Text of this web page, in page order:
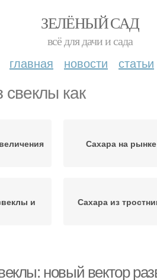
ЗЕЛЁНЫЙ САД
всё для дачи и сада
главная новости статьи
свеклы как
Сахара на рынке
и Сахара из
новый вектор